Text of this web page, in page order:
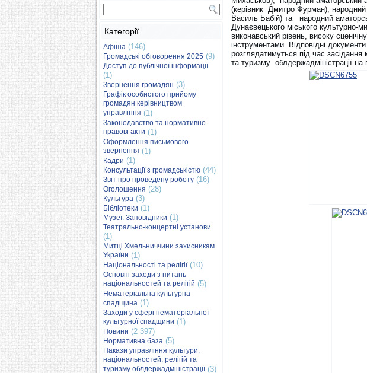
Категорії
Афіша (146)
Громадські обговорення 2025 (9)
Доступ до публічної інформації
(1)
Звернення громадян (3)
Графік особистого прийому
громадян керівництвом
управління (1)
Законодавство та нормативно-
правові акти (1)
Оформлення письмового
звернення (1)
Кадри (1)
Консультації з громадськістю (44)
Звіт про проведену роботу (16)
Оголошення (28)
Культура (3)
Бібліотеки (1)
Музеї. Заповідники (1)
Театрально-концертні установи
(1)
Митці Хмельниччини захисникам
України (1)
Національності та релігії(10)
Основні заходи з питань
національностей та релігій (5)
Нематеріальна культурна
спадщина (1)
Заходи у сфері нематеріальної
культурної спадщини (1)
Новини (2 397)
Нормативна база (5)
Накази управління культури,
національностей, релігій та
туризму облдержадміністрації(3)
(керівник Дмитро Фурман), народний
Василь Бабій) та народний
Дунаєвецького міського культурно-
виконавський рівень, високу
інструментами. Відповідні
розглядатимуться під час засідання
та туризму облдержадміністрації